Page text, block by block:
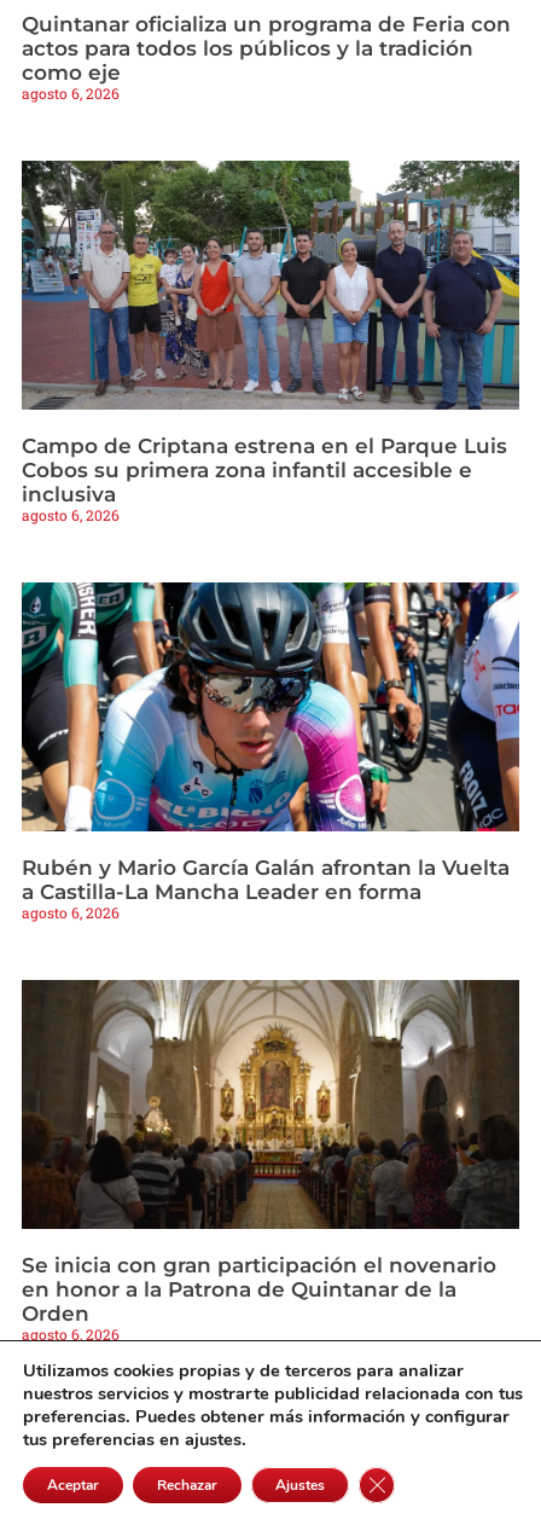
Quintanar oficializa un programa de Feria con
actos para todos los públicos y la tradición
como eje
agosto 6, 2026
Campo de Criptana estrena en el Parque Luis
Cobos su primera zona infantil accesible e
inclusiva
agosto 6, 2026
Rubén y Mario García Galán afrontan la Vuelta
a Castilla-La Mancha Leader en forma
agosto 6, 2026
Se inicia con gran participación el novenario
en honor a la Patrona de Quintanar de la
Orden
agosto 6, 2026
Utilizamos cookies propias y de terceros para analizar
nuestros servicios y mostrarte publicidad relacionada con tus
preferencias. Puedes obtener más información y configurar
tus preferencias en ajustes.
Aceptar Rechazar Ajustes Cerrar el banner de